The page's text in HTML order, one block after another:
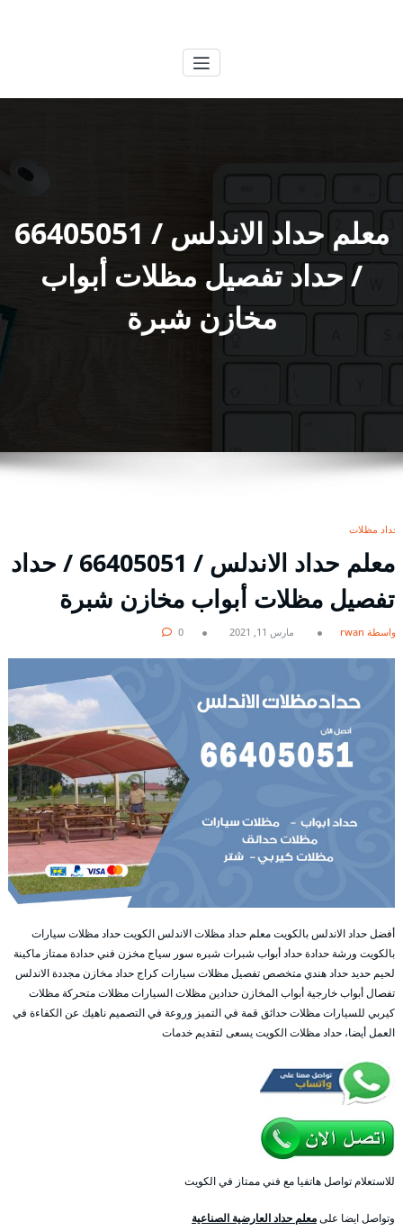
معلم حداد الاندلس / 66405051
/ حداد تفصيل مظلات أبواب
مخازن شبرة
حداد مظلات
معلم حداد الاندلس / 66405051 / حداد
تفصيل مظلات أبواب مخازن شبرة
بواسطة rwan مارس 11, 2021 0
أفضل حداد الاندلس بالكويت معلم حداد مظلات الاندلس الكويت حداد مظلات سيارات
بالكويت ورشة حدادة حداد أبواب شبرات شبره سور سياج مخزن فني حدادة ممتاز ماكينة
لحيم حديد حداد هندي متخصص تفصيل مظلات سيارات كراج حداد مخازن مجددة الاندلس
تفصال أبواب خارجية أبواب المخازن حدادين مظلات السيارات مظلات متحركة مظلات
كيربي للسيارات مظلات حدائق قمة في التميز وروعة في التصميم ناهيك عن الكفاءة في
العمل أيضا، حداد مظلات الكويت يسعى لتقديم خدمات
للاستعلام تواصل هاتفيا مع فني ممتاز في الكويت
وتواصل ايضا علىمعلم حداد العارضية الصناعية